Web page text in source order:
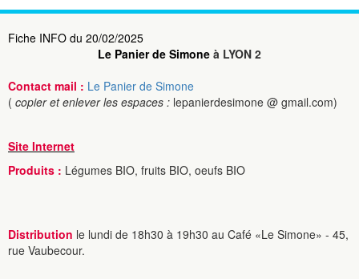
Fiche INFO du 20/02/2025
Le Panier de Simone à LYON 2
Contact mail : Le Panier de Simone
( copier et enlever les espaces : lepanierdesimone @ gmail.com)
Site Internet
Produits : Légumes BIO, fruits BIO, oeufs BIO
Distribution le lundi de 18h30 à 19h30 au Café «Le Simone» - 45,
rue Vaubecour.